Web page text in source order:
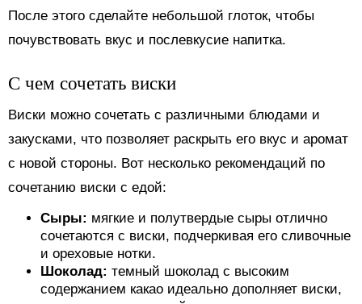
После этого сделайте небольшой глоток, чтобы
почувствовать вкус и послевкусие напитка.
С чем сочетать виски
Виски можно сочетать с различными блюдами и
закусками, что позволяет раскрыть его вкус и аромат
с новой стороны. Вот несколько рекомендаций по
сочетанию виски с едой:
Сыры: мягкие и полутвердые сыры отлично
сочетаются с виски, подчеркивая его сливочные
и ореховые нотки.
Шоколад: темный шоколад с высоким
содержанием какао идеально дополняет виски,